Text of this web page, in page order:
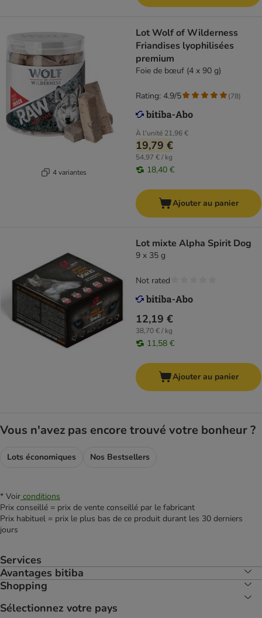
4 variantes
Lot Wolf of Wilderness
Friandises lyophilisées
premium
Foie de bœuf (4 x 90 g)
À l'unité 21,96 €
19,79 €
54,97 € / kg
18,40 €
Rating: 4.9/5 (78)
Ajouter au panier
Lot mixte Alpha Spirit Dog
9 x 35 g
12,19 €
38,70 € / kg
11,58 €
Not rated
Ajouter au panier
Vous n'avez pas encore trouvé votre bonheur ?
Lots économiques Nos Bestsellers
* Voir conditions
Prix conseillé = prix de vente conseillé par le fabricant
Prix habituel = prix le plus bas de ce produit durant les 30 derniers
jours
Services
Avantages bitiba
Shopping
Sélectionnez votre pays